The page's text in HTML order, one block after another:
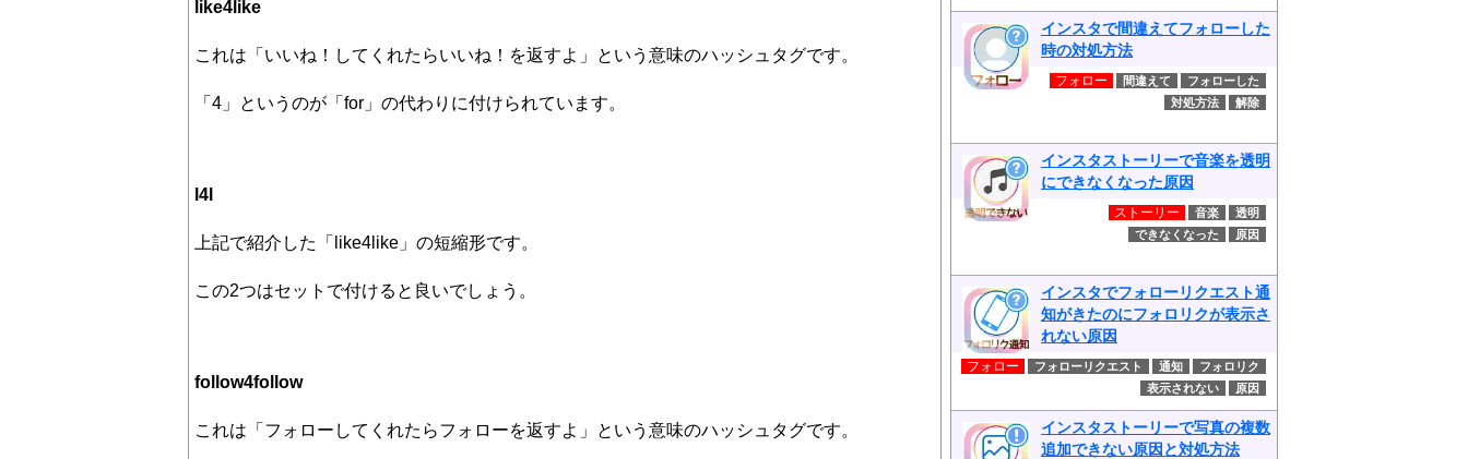
like4like
これは「いいね！してくれたらいいね！を返すよ」という意味のハッシュタグです。
「4」というのが「for」の代わりに付けられています。
l4l
上記で紹介した「like4like」の短縮形です。
この2つはセットで付けると良いでしょう。
follow4follow
これは「フォローしてくれたらフォローを返すよ」という意味のハッシュタグです。
インスタで間違えてフォローした
時の対処方法
フォロー 間違えて
フォローした
対処方法
解除
インスタストーリーで音楽を透明
にできなくなった原因
ストーリー 音楽
透明
できなくなった
原因
インスタでフォローリクエスト通
知がきたのにフォロリクが表示さ
れない原因
フォロー フォローリクエスト 通知
フォロリク
表示されない
原因
インスタストーリーで写真の複数
追加できない原因と対処方法